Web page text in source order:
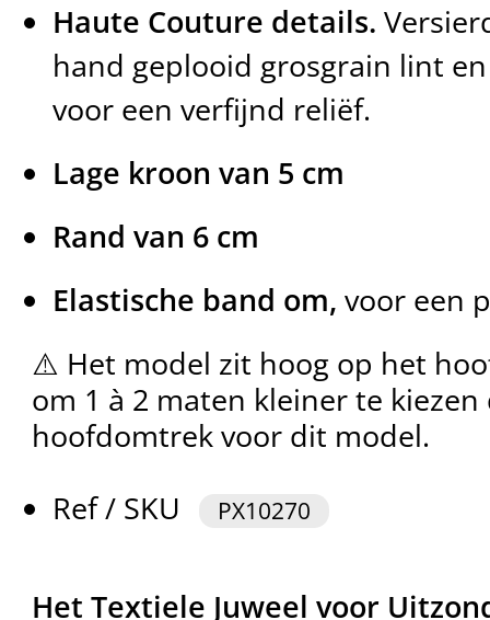
Haute Couture details.
hand geplooid grosgrain lint
voor een verfijnd reliëf.
Lage kroon van 5 cm
Rand van 6 cm
Elastische band om, voor een
⚠️ Het model zit hoog op het
om 1 à 2 maten kleiner te
hoofdomtrek voor dit model.
Ref / SKU
PX10270
Het Textiele Juweel voor